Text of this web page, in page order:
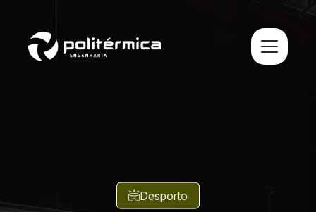
Desporto